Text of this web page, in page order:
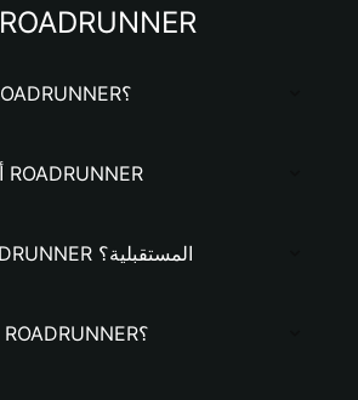
حول محفظة ROADRUNNER
ما هي محفظة ROADRUNNER؟
أسباب تميز عملة ROADRUNNER
ما إمكانات ROADRUNNER المستقبلية؟
هل سيرتفع سعر ROADRUNNER؟